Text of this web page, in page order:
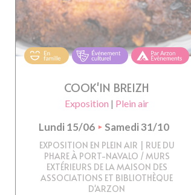
COOK'IN BREIZH
Exposition | Plein air
Lundi 15/06 Samedi 31/10
EXPOSITION EN PLEIN AIR | RUE DU
PHARE À PORT-NAVALO / MURS
EXTÉRIEURS DE LA MAISON DES
ASSOCIATIONS ET BIBLIOTHÈQUE
D'ARZON